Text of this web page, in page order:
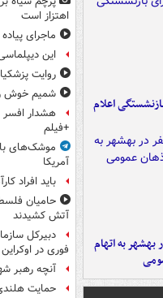
اعلام
نفر در بهشهر به اتهام
اهتزاز است
ماجرای
این
روایت
شمیم خوش
هشدار افسر
+فیلم
موشک‌های
آمریکا
باید افراد
حامیان
آتش کشیدند
دبیرکل
فوری در
آنچه رهبر
حمایت